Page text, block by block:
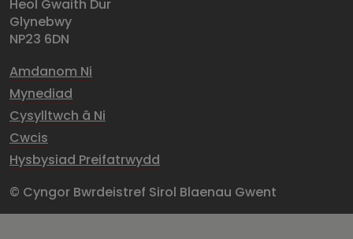
Heol Gwaith Dur
Glynebwy
NP23 6DN
Amdanom Ni
Mynediad
Cysylltwch â Ni
Cwcis
Hysbysiad Preifatrwydd
© Cyngor Bwrdeistref Sirol Blaenau Gwent